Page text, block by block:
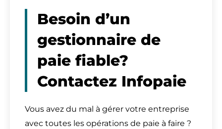
Besoin d’un
gestionnaire de
paie fiable?
Contactez Infopaie
Vous avez du mal à gérer votre entreprise
avec toutes les opérations de paie à faire ?